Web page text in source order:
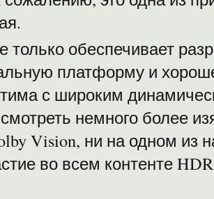
только обеспечивает
платформу и
с широким
немного более
Vision, ни на одном из
во всем контенте